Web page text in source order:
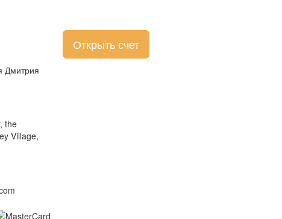
Дмитрия
Открыть счет
the
Village,